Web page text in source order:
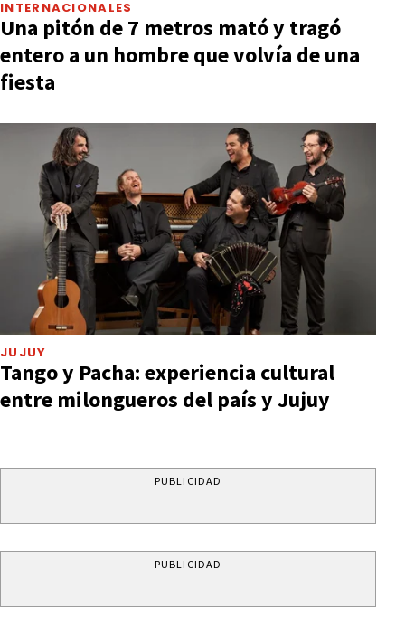
INTERNACIONALES
Una pitón de 7 metros mató y tragó
entero a un hombre que volvía de una
fiesta
JUJUY
Tango y Pacha: experiencia cultural
entre milongueros del país y Jujuy
PUBLICIDAD
PUBLICIDAD